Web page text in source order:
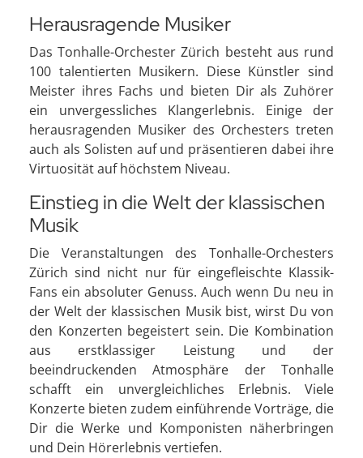
Herausragende Musiker
Das Tonhalle-Orchester Zürich besteht aus rund
100 talentierten Musikern. Diese Künstler sind
Meister ihres Fachs und bieten Dir als Zuhörer
ein unvergessliches Klangerlebnis. Einige der
herausragenden Musiker des Orchesters treten
auch als Solisten auf und präsentieren dabei ihre
Virtuosität auf höchstem Niveau.
Einstieg in die Welt der klassischen
Musik
Die Veranstaltungen des Tonhalle-Orchesters
Zürich sind nicht nur für eingefleischte Klassik-
Fans ein absoluter Genuss. Auch wenn Du neu in
der Welt der klassischen Musik bist, wirst Du von
den Konzerten begeistert sein. Die Kombination
aus erstklassiger Leistung und der
beeindruckenden Atmosphäre der Tonhalle
schafft ein unvergleichliches Erlebnis. Viele
Konzerte bieten zudem einführende Vorträge, die
Dir die Werke und Komponisten näherbringen
und Dein Hörerlebnis vertiefen.